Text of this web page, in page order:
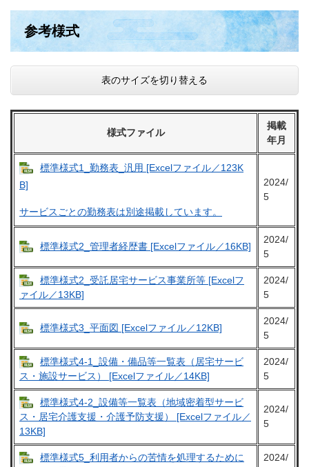
参考様式
表のサイズを切り替える
様式ファイル
掲載
年月
標準様式1_勤務表_汎用 [Excelファイル／123K
B]
サービスごとの勤務表は別途掲載しています。
2024/
5
標準様式2_管理者経歴書 [Excelファイル／16KB]
2024/
5
標準様式2_受託居宅サービス事業所等 [Excelフ
ァイル／13KB]
2024/
5
標準様式3_平面図 [Excelファイル／12KB]
2024/
5
標準様式4-1_設備・備品等一覧表（居宅サービ
ス・施設サービス） [Excelファイル／14KB]
2024/
5
標準様式4-2_設備等一覧表（地域密着型サービ
ス・居宅介護支援・介護予防支援） [Excelファイル／
13KB]
2024/
5
標準様式5_利用者からの苦情を処理するために
2024/